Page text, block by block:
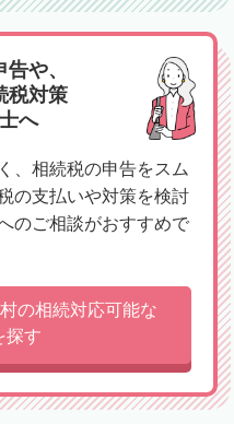
や、
税対策
へ
、相続税の申告をスム
の支払いや対策を検討
のご相談がおすすめで
の相続対応可能な
探す